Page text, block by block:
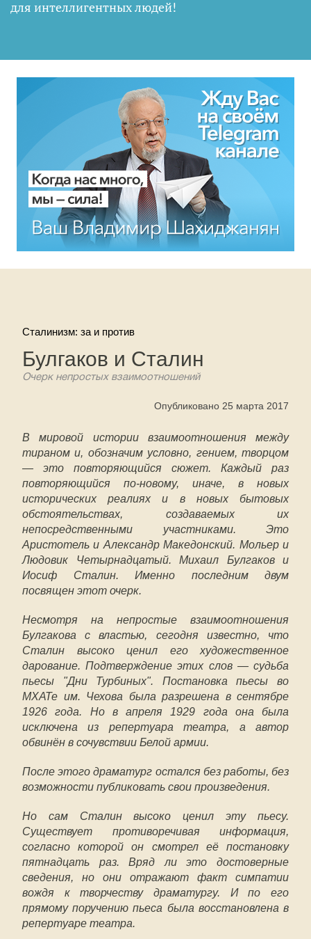
для интеллигентных людей!
Сталинизм: за и против
Булгаков и Сталин
Очерк непростых взаимоотношений
Опубликовано 25 марта 2017
В мировой истории взаимоотношения между
тираном и, обозначим условно, гением, творцом
— это повторяющийся сюжет. Каждый раз
повторяющийся по-новому, иначе, в новых
исторических реалиях и в новых бытовых
обстоятельствах, создаваемых их
непосредственными участниками. Это
Аристотель и Александр Македонский. Мольер и
Людовик Четырнадцатый. Михаил Булгаков и
Иосиф Сталин. Именно последним двум
посвящен этот очерк.
Несмотря на непростые взаимоотношения
Булгакова с властью, сегодня известно, что
Сталин высоко ценил его художественное
дарование. Подтверждение этих слов — судьба
пьесы "Дни Турбиных". Постановка пьесы во
МХАТе им. Чехова была разрешена в сентябре
1926 года. Но в апреля 1929 года она была
исключена из репертуара театра, а автор
обвинён в сочувствии Белой армии.
После этого драматург остался без работы, без
возможности публиковать свои произведения.
Но сам Сталин высоко ценил эту пьесу.
Существует противоречивая информация,
согласно которой он смотрел её постановку
пятнадцать раз. Вряд ли это достоверные
сведения, но они отражают факт симпатии
вождя к творчеству драматургу. И по его
прямому поручению пьеса была восстановлена в
репертуаре театра.